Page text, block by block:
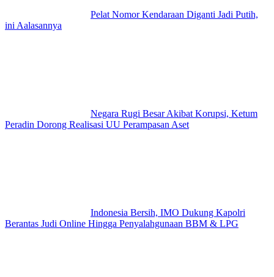
Pelat Nomor Kendaraan Diganti Jadi Putih,
ini Aalasannya
Negara Rugi Besar Akibat Korupsi, Ketum
Peradin Dorong Realisasi UU Perampasan Aset
Indonesia Bersih, IMO Dukung Kapolri
Berantas Judi Online Hingga Penyalahgunaan BBM & LPG